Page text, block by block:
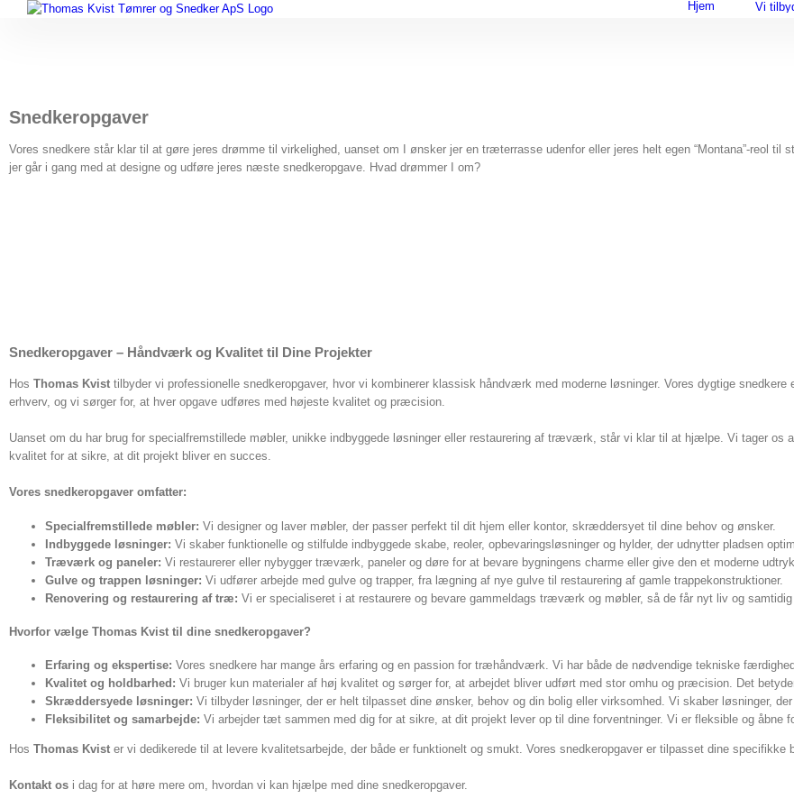
Hjem Vi
Snedkeropgaver
Vores snedkere står klar til at gøre jeres drømme til virkelighed, uanset om I ønsker jer en træterrasse udenfor eller jeres helt egen “Montana”-reol
jer går i gang med at designe og udføre jeres næste snedkeropgave. Hvad drømmer I om?
Snedkeropgaver – Håndværk og Kvalitet til Dine Projekter
Hos Thomas Kvist tilbyder vi professionelle snedkeropgaver, hvor vi kombinerer klassisk håndværk med moderne løsninger. Vores dygtige
erhverv, og vi sørger for, at hver opgave udføres med højeste kvalitet og præcision.
Uanset om du har brug for specialfremstillede møbler, unikke indbyggede løsninger eller restaurering af træværk, står vi klar til at hjælpe. Vi tager os
kvalitet for at sikre, at dit projekt bliver en succes.
Vores snedkeropgaver omfatter:
Specialfremstillede møbler: Vi designer og laver møbler, der passer perfekt til dit hjem eller kontor, skræddersyet til dine behov og ønsker.
Indbyggede løsninger: Vi skaber funktionelle og stilfulde indbyggede skabe, reoler, opbevaringsløsninger og hylder, der udnytter pladsen
Træværk og paneler: Vi restaurerer eller nybygger træværk, paneler og døre for at bevare bygningens charme eller give den et moderne udtryk.
Gulve og trappen løsninger: Vi udfører arbejde med gulve og trapper, fra lægning af nye gulve til restaurering af gamle trappekonstruktioner.
Renovering og restaurering af træ: Vi er specialiseret i at restaurere og bevare gammeldags træværk og møbler, så de får nyt liv og samtidig
Hvorfor vælge Thomas Kvist til dine snedkeropgaver?
Erfaring og ekspertise: Vores snedkere har mange års erfaring og en passion for træhåndværk. Vi har både de nødvendige tekniske
Kvalitet og holdbarhed: Vi bruger kun materialer af høj kvalitet og sørger for, at arbejdet bliver udført med stor omhu og præcision. Det
Skræddersyede løsninger: Vi tilbyder løsninger, der er helt tilpasset dine ønsker, behov og din bolig eller virksomhed. Vi skaber løsninger,
Fleksibilitet og samarbejde: Vi arbejder tæt sammen med dig for at sikre, at dit projekt lever op til dine forventninger. Vi er fleksible og åbne
Hos Thomas Kvist er vi dedikerede til at levere kvalitetsarbejde, der både er funktionelt og smukt. Vores snedkeropgaver er tilpasset dine specifikke
Kontakt os i dag for at høre mere om, hvordan vi kan hjælpe med dine snedkeropgaver.